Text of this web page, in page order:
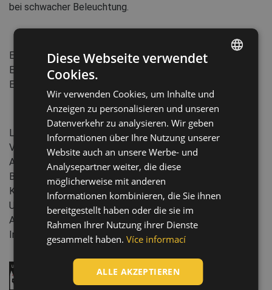
bei schwacher Beleuchtung.
EN 166
:2001
EN 170
:2002
EN 172
Eigenschaften:
Linseneigenschaft: klar, rauchfarbig, gelb
Verpackung für den Einzelhandel
Anpassung des Glasrahmens: Längenverstellung der Bügel
Beschichtung gegen Beschlag
Kratzfeste Beschichtung
UV Schutz
Artikelgewicht: 28 g
Industrie: Maschinenbau, Baugewerbe
CZECH
SLOVAK
ROMANIAN
GERMAN
SPANISH
FRENCH
Diese Webseite verwendet
Cookies.
Wir verwenden Cookies, um Inhalte und
Anzeigen zu personalisieren und unseren
Datenverkehr zu analysieren. Wir geben
Informationen über Ihre Nutzung unserer
Website auch an unsere Werbe- und
Analysepartner weiter, die diese
möglicherweise mit anderen
Informationen kombinieren, die Sie ihnen
bereitgestellt haben oder die sie im
Rahmen Ihrer Nutzung ihrer Dienste
gesammelt haben. Více informací
ALLE AKZEPTIEREN